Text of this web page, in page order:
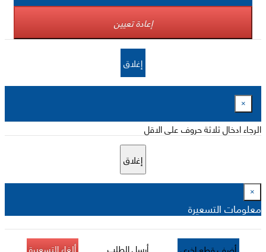
إعادة تعيين
إغلاق
×
الرجاء ادخال ثلاثة حروف على الاقل
إغلاق
×
معلومات التسعيرة
أرسل الطلب ألغاء التسعيرة